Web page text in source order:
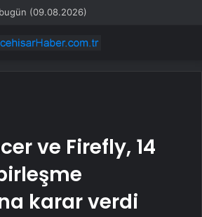
(09.08.2026)
ve Firefly, 14
karar verdi